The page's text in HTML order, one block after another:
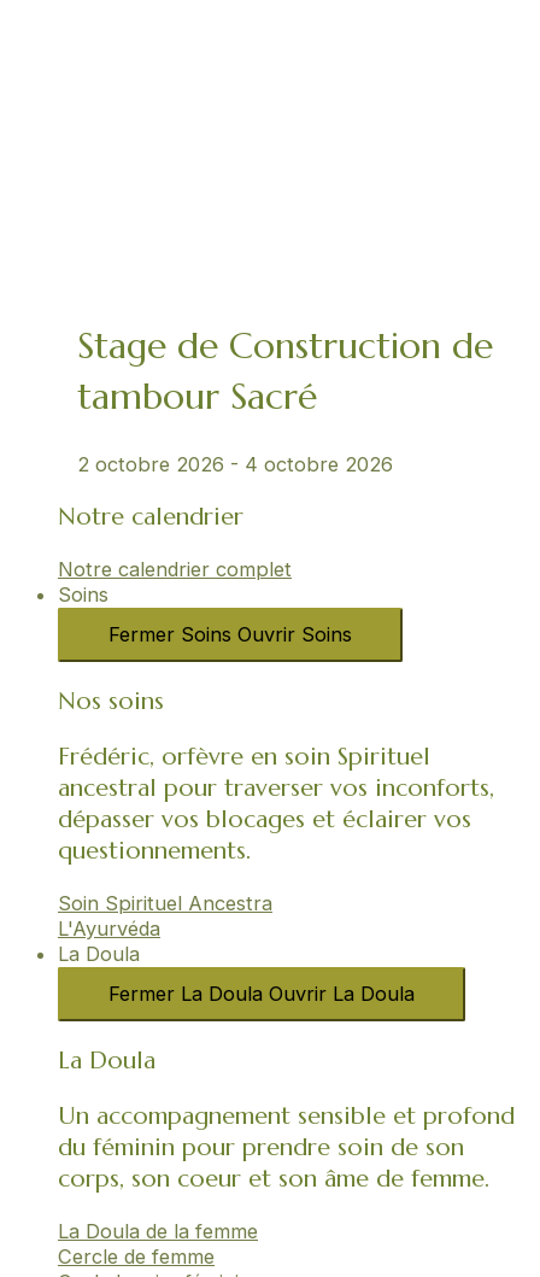
Stage de Construction de
tambour Sacré
2 octobre 2026 - 4 octobre 2026
Notre calendrier
Notre calendrier complet
Soins
Fermer Soins Ouvrir Soins
Nos soins
Frédéric, orfèvre en soin Spirituel
ancestral pour traverser vos inconforts,
dépasser vos blocages et éclairer vos
questionnements.
Soin Spirituel Ancestra
L'Ayurvéda​
La Doula
Fermer La Doula Ouvrir La Doula
La Doula
Un accompagnement sensible et profond
du féminin pour prendre soin de son
corps, son coeur et son âme de femme.
La Doula de la femme
Cercle de femme​